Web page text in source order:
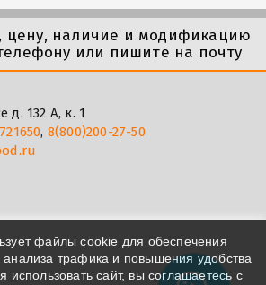
цену, наличие и модификацию
или пишите на почту
д. 132 А, к. 1
, 8(800)200-27-50
файлы cookie для обеспечения
анализа трафика и повышения удобства
сайт, вы соглашаетесь с